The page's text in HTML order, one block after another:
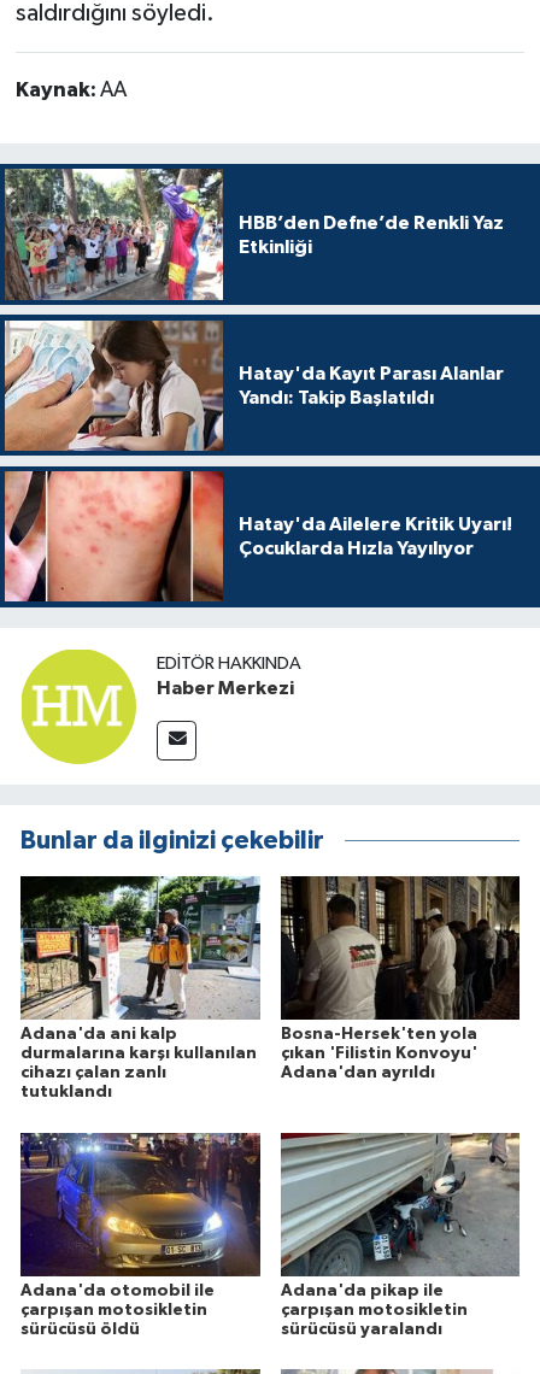
saldırdığını söyledi.
Kaynak: AA
HBB’den Defne’de Renkli Yaz
Etkinliği
Hatay'da Kayıt Parası Alanlar
Yandı: Takip Başlatıldı
Hatay'da Ailelere Kritik Uyarı!
Çocuklarda Hızla Yayılıyor
EDITÖR HAKKINDA
Haber Merkezi
Bunlar da ilginizi çekebilir
Adana'da ani kalp
durmalarına karşı kullanılan
cihazı çalan zanlı
tutuklandı
Bosna-Hersek'ten yola
çıkan 'Filistin Konvoyu'
Adana'dan ayrıldı
Adana'da otomobil ile
çarpışan motosikletin
sürücüsü öldü
Adana'da pikap ile
çarpışan motosikletin
sürücüsü yaralandı